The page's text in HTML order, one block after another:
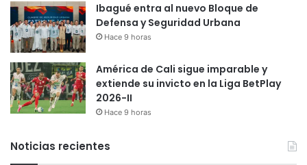
Ibagué entra al nuevo Bloque de
Defensa y Seguridad Urbana
Hace 9 horas
América de Cali sigue imparable y
extiende su invicto en la Liga BetPlay
2026-II
Hace 9 horas
Noticias recientes